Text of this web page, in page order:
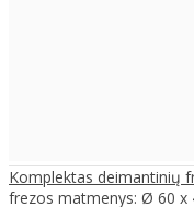
Komplektas deimantinių
frezos matmenys: Ø 60 x